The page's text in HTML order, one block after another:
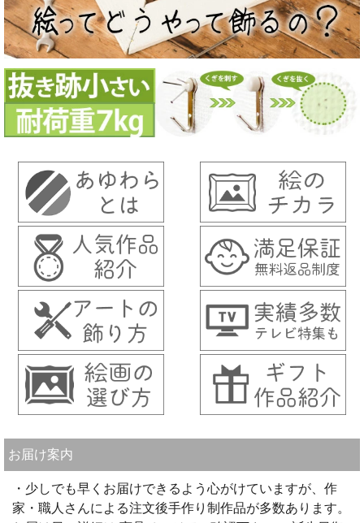
お届け案内
・少しでも早くお届けできるよう心がけていますが、作
家・職人さんによる注文後手作り制作品が多数あります。